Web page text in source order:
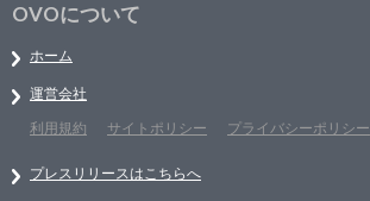
OVOについて
ホーム
運営会社
利用規約
サイトポリシー プライバシーポリシー
プレスリリースはこちらへ